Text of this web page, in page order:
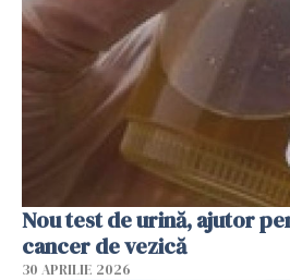
Nou test de urină, ajutor
cancer de vezică
30 APRILIE 2026